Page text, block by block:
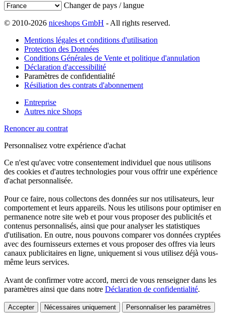
Changer de pays / langue
© 2010-2026 niceshops GmbH - All rights reserved.
Mentions légales et conditions d'utilisation
Protection des Données
Conditions Générales de Vente et politique d'annulation
Déclaration d'accessibilité
Paramètres de confidentialité
Résiliation des contrats d'abonnement
Entreprise
Autres nice Shops
Renoncer au contrat
Personnalisez votre expérience d'achat
Ce n'est qu'avec votre consentement individuel que nous utilisons
des cookies et d'autres technologies pour vous offrir une expérience
d'achat personnalisée.
Pour ce faire, nous collectons des données sur nos utilisateurs, leur
comportement et leurs appareils. Nous les utilisons pour optimiser en
permanence notre site web et pour vous proposer des publicités et
contenus personnalisés, ainsi que pour analyser les statistiques
d'utilisation. En outre, nous pouvons comparer vos données cryptées
avec des fournisseurs externes et vous proposer des offres via leurs
canaux publicitaires en ligne, uniquement si vous utilisez déjà vous-
même leurs services.
Avant de confirmer votre accord, merci de vous renseigner dans les
paramètres ainsi que dans notre Déclaration de confidentialité.
Accepter Nécessaires uniquement Personnaliser les paramètres